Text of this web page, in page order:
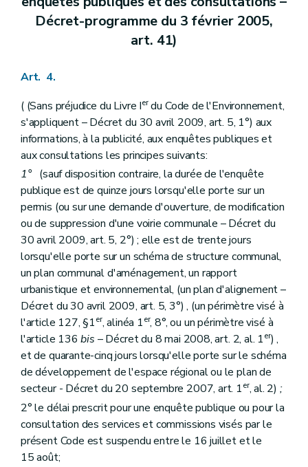
Art. 101
Section 6 De la modification du permis d'urbanisation – Décret du 30 avril 2009, art. 61)
Chapitre III Des demandes de permis, des décisions et des recours
Section première
Des autorités compétentes
Art. 107
Art. 108
Art. 109
Section 2
Des dérogations
Sous-section première Des dérogations au plan de secteur
Art. 110
Art. 111
Art. 112
Sous-section 2
Des autres dérogations
Art. 113
Sous-section 3 Des dispositions communes
Art. 114
Section 3 De l'introduction et de l'instruction de la demande de permis
Art. 115
Art. 116
Section 4 De la décision du collège des bourgmestre et échevins
Art. 117
Section 5 De la saisine du fonctionnaire délégué
Art. 118
Section 6 Des recours
Art. 119
Art. 120
Art. 121
Art. 122
Art. 123
Section 7
Décret-programme du 3 février 2005,
art. 41)
Art. 4.
( (Sans préjudice du Livre Ierdu Code de l'Environnement,
s'appliquent – Décret du 30 avril 2009, art. 5, 1°) aux
informations, à la publicité, aux enquêtes publiques et
aux consultations les principes suivants:
1°(sauf disposition contraire, la durée de l'enquête
publique est de quinze jours lorsqu'elle porte sur un
permis (ou sur une demande d'ouverture, de modification
ou de suppression d'une voirie communale – Décret du
30 avril 2009, art. 5, 2°) ; elle est de trente jours
lorsqu'elle porte sur un schéma de structure communal,
un plan communal d'aménagement, un rapport
urbanistique et environnemental, (un plan d'alignement –
Décret du 30 avril 2009, art. 5, 3°) , (un périmètre visé à
l'article 127, §1er, alinéa 1er, 8°, ou un périmètre visé à
l'article 136bis – Décret du 8 mai 2008, art. 2, al. 1er) ,
et de quarante-cinq jours lorsqu'elle porte sur le schéma
de développement de l'espace régional ou le plan de
secteur - Décret du 20 septembre 2007, art. 1er, al. 2) ;
2° le délai prescrit pour une enquête publique ou pour la
consultation des services et commissions visés par le
présent Code est suspendu entre le 16 juillet et le
15 août;